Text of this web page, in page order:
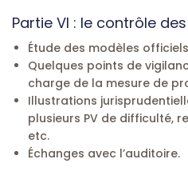
Partie VI : le contrôle
Étude des modèles
Quelques points de
charge de la mesure de
Illustrations
plusieurs PV de difficulté,
etc.
Échanges avec l’auditoire.